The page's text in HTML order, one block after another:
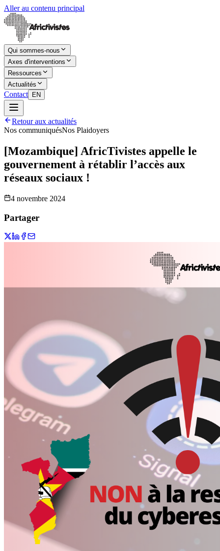
Aller au contenu principal
Qui sommes-nous
Axes d'interventions
Ressources
Actualités
Contact EN
Retour aux actualités
Nos communiquésNos Plaidoyers
[Mozambique] AfricTivistes appelle le
gouvernement à rétablir l’accès aux
réseaux sociaux !
4 novembre 2024
Partager